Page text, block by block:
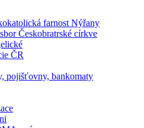
farnost Nýřany
Českobratrské církve
ČR
pojišťovny, bankomaty